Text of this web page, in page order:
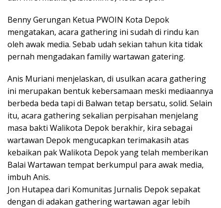
Benny Gerungan Ketua PWOIN Kota Depok
mengatakan, acara gathering ini sudah di rindu kan
oleh awak media. Sebab udah sekian tahun kita tidak
pernah mengadakan familiy wartawan gatering.
Anis Muriani menjelaskan, di usulkan acara gathering
ini merupakan bentuk kebersamaan meski mediaannya
berbeda beda tapi di Balwan tetap bersatu, solid. Selain
itu, acara gathering sekalian perpisahan menjelang
masa bakti Walikota Depok berakhir, kira sebagai
wartawan Depok mengucapkan terimakasih atas
kebaikan pak Walikota Depok yang telah memberikan
Balai Wartawan tempat berkumpul para awak media,
imbuh Anis.
Jon Hutapea dari Komunitas Jurnalis Depok sepakat
dengan di adakan gathering wartawan agar lebih